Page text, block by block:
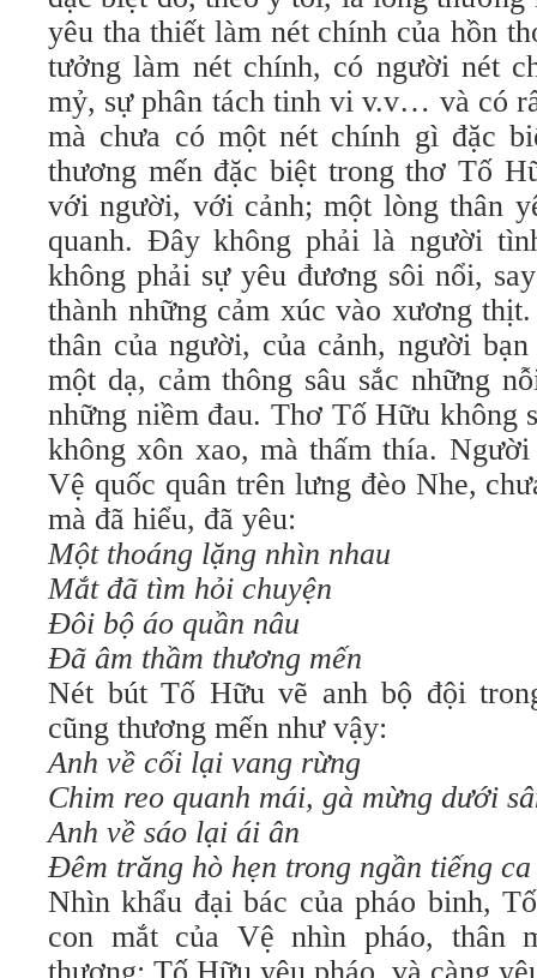
yêu tha thiết làm nét chính của hồn
tưởng làm nét chính, có người nét
mỷ, sự phân tách tinh vi v.v… và có
mà chưa có một nét chính gì đặc
thương mến đặc biệt trong thơ Tố
với người, với cảnh; một lòng thân
quanh. Ðây không phải là người
không phải sự yêu đương sôi nổi,
thành những cảm xúc vào xương
thân của người, của cảnh, người
một dạ, cảm thông sâu sắc những
những niềm đau. Thơ Tố Hữu không
không xôn xao, mà thấm thía.
Vệ quốc quân trên lưng đèo Nhe,
mà đã hiểu, đã yêu:
Một thoáng lặng nhìn nhau
Mắt đã tìm hỏi chuyện
Ðôi bộ áo quần nâu
Ðã âm thầm thương mến
Nét bút Tố Hữu vẽ anh bộ đội
cũng thương mến như vậy:
Anh về cối lại vang rừng
Chim reo quanh mái, gà mừng dưới
Anh về sáo lại ái ân
Ðêm trăng hò hẹn trong ngần tiếng ca
Nhìn khẩu đại bác của pháo binh,
con mắt của Vệ nhìn pháo, thân